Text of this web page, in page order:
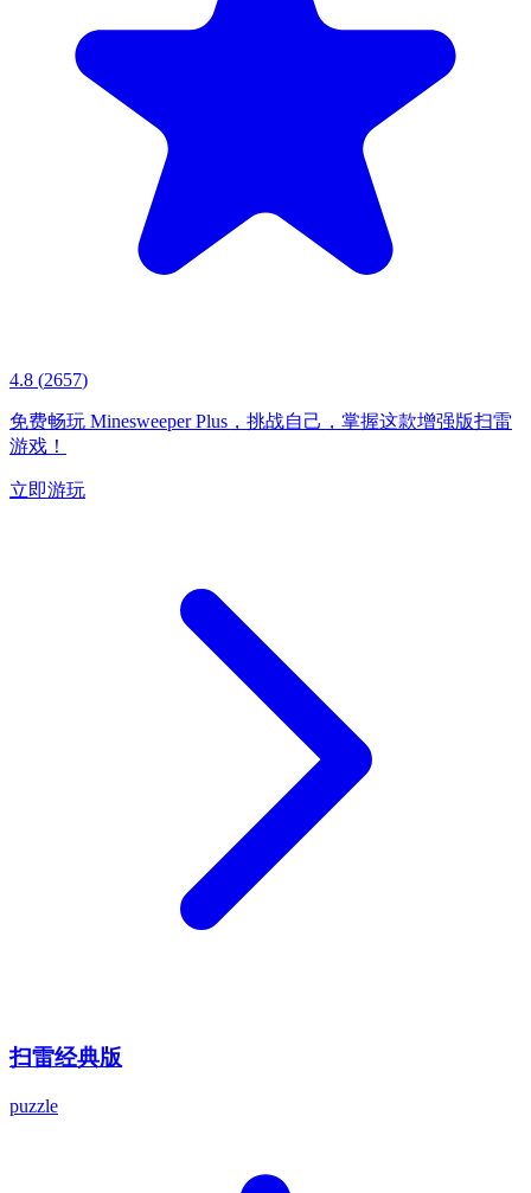
4.8 (2657)
免费畅玩 Minesweeper Plus，挑战自己，掌握这款增强版扫雷
游戏！
立即游玩
扫雷经典版
puzzle